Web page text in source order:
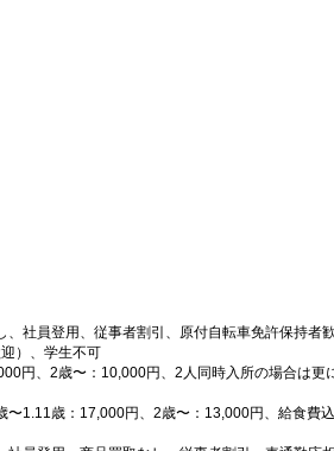
社員登用、従事者割引、原付自転車免許保持者
）、学生不可
円、2歳〜：10,000円、2人同時入所の場合は更
1.11歳：17,000円、2歳〜：13,000円、給食費